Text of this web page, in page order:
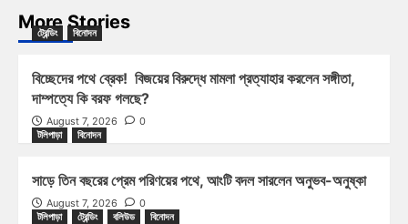
More Stories
ট্রেন্ডিং বিনোদন
বিচ্ছেদের পথে ব্রেক! বিজয়ের বিরুদ্ধে মামলা প্রত্যাহার করলেন সঙ্গীতা,
দাম্পত্যে কি বরফ গলছে?
August 7, 2026
0
টলিপাড়া
বিনোদন
সাড়ে তিন বছরের প্রেম পরিণয়ের পথে, আংটি বদল সারলেন অনুভব-অনুষ্কা
August 7, 2026
0
টলিপাড়া
ট্রেন্ডিং বলিউড বিনোদন